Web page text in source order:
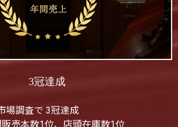
3冠達成
場調査で 3冠達成
売本数1位、店頭在庫数1位